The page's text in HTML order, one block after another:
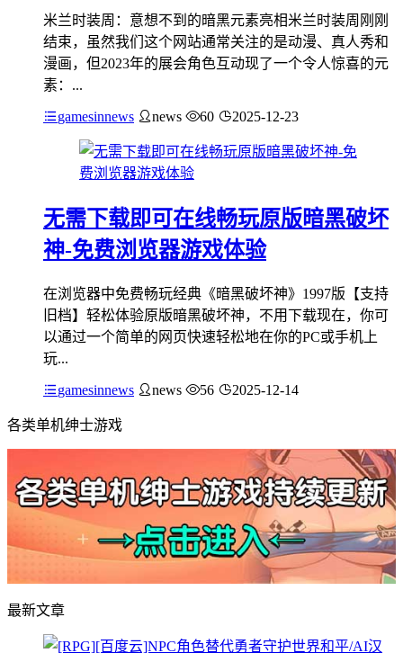
米兰时装周：意想不到的暗黑元素亮相米兰时装周刚刚
结束，虽然我们这个网站通常关注的是动漫、真人秀和
漫画，但2023年的展会角色互动现了一个令人惊喜的元
素：...
gamesinnews news 60 2025-12-23
无需下载即可在线畅玩原版暗黑破坏
神-免费浏览器游戏体验
在浏览器中免费畅玩经典《暗黑破坏神》1997版【支持
旧档】轻松体验原版暗黑破坏神，不用下载现在，你可
以通过一个简单的网页快速轻松地在你的PC或手机上
玩...
gamesinnews news 56 2025-12-14
各类单机绅士游戏
最新文章